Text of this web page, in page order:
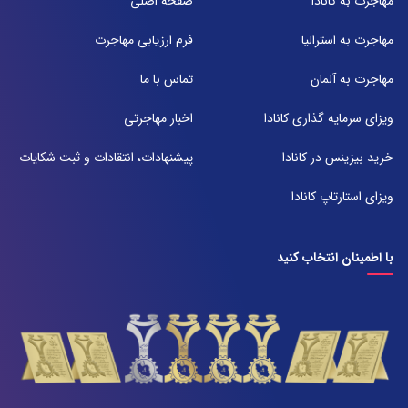
تلفن:
شعبه 2
تلفن:
مهاجرت به استرالیا
مهاجرت به آلمان
ویزای سرمایه گذاری کانادا
خرید بیزینس در کانادا
ویزای استارتاپ کانادا
فرم ارزیابی مهاجرت
تماس با ما
اخبار مهاجرتی
پیشنهادات، انتقادات و ثبت شکایات
با اطمینان انتخاب کنید